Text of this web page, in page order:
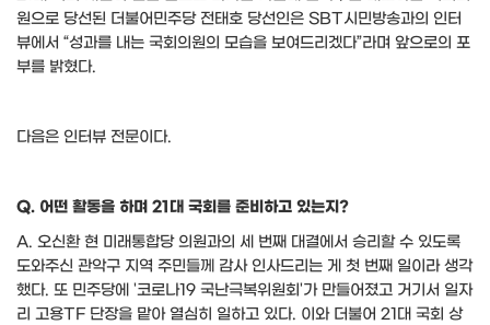
원으로 당선된 더불어민주당 전태호 당선인은 SBT시민방송과의 인터
뷰에서 “성과를 내는 국회의원의 모습을 보여드리겠다”라며 앞으로의 포
부를 밝혔다.
다음은 인터뷰 전문이다.
Q. 어떤 활동을 하며 21 대 국회를 준비하고 있는지?
A. 오신환 현 미래통합당 의원과의 세 번째 대결에서 승리할 수 있도록
도와주신 관악구 지역 주민들께 감사 인사드리는 게 첫 번째 일이라 생각
했다. 또 민주당에 '코로나19 국난극복위원회'가 만들어졌고 거기서 일자
리 고용TF 단장을 맡아 열심히 일하고 있다. 이와 더불어 21 대 국회 상